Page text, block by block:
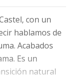
con un
hablamos de
Acabados
Es un
natural